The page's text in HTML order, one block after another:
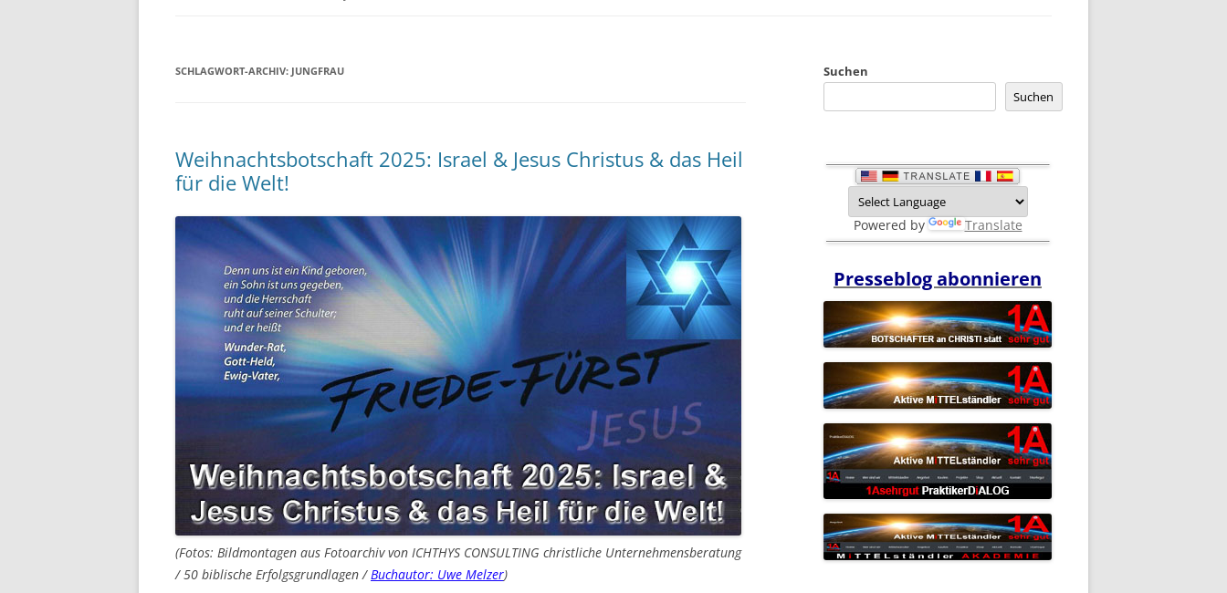
SCHLAGWORT-ARCHIV: JUNGFRAU
Weihnachtsbotschaft 2025: Israel & Jesus Christus & das Heil
für die Welt!
(Fotos: Bildmontagen aus Fotoarchiv von ICHTHYS CONSULTING christliche Unternehmensberatung
/ 50 biblische Erfolgsgrundlagen /Buchautor: Uwe Melzer)
Suchen
Suchen
Powered by Translate
Presseblog abonnieren